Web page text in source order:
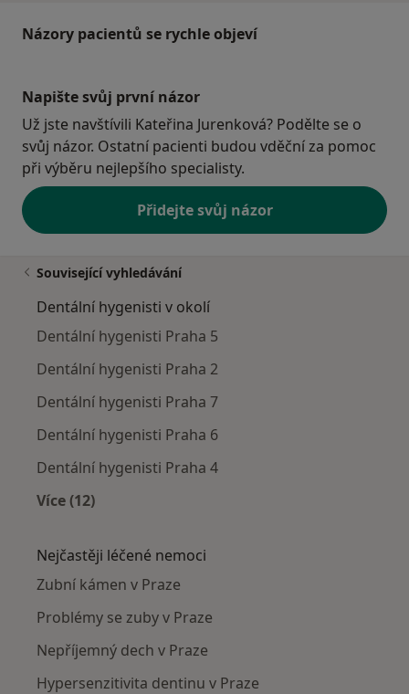
Názory pacientů se rychle objeví
Napište svůj první názor
Už jste navštívili Kateřina Jurenková? Podělte se o
svůj názor. Ostatní pacienti budou vděční za pomoc
při výběru nejlepšího specialisty.
Přidejte svůj názor
Související vyhledávání
Dentální hygenisti v okolí
Dentální hygenisti Praha 5
Dentální hygenisti Praha 2
Dentální hygenisti Praha 7
Dentální hygenisti Praha 6
Dentální hygenisti Praha 4
Více (12)
Nejčastěji léčené nemoci
Zubní kámen v Praze
Problémy se zuby v Praze
Nepříjemný dech v Praze
Hypersenzitivita dentinu v Praze